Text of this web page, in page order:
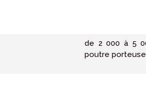
de 2 000 à 5
poutre porteuse